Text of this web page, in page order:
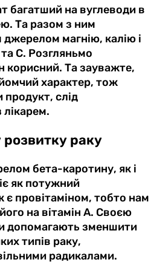
багатший на вуглеводи в
Та разом з ним
магнію, калію і
та С. Розгляньмо
корисний. Та зауважте,
характер, тож
слід
раку
бета-каротину, як і
як потужний
провітаміном, тобто нам
на вітамін А. Своєю
допомагають зменшити
типів раку,
радикалами.